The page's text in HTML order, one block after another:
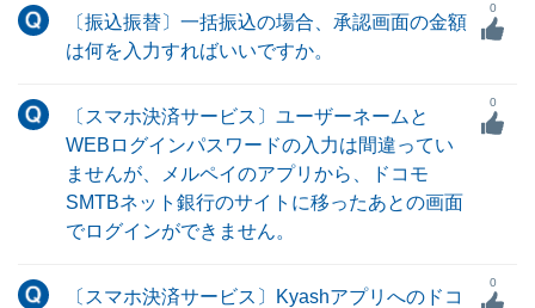
〔振込振替〕一括振込の場合、承認画面の金額
は何を入力すればいいですか。
0
〔スマホ決済サービス〕ユーザーネームと
WEBログインパスワードの入力は間違ってい
ませんが、メルペイのアプリから、ドコモ
SMTBネット銀行のサイトに移ったあとの画面
でログインができません。
0
〔スマホ決済サービス〕Kyashアプリへのドコ
0